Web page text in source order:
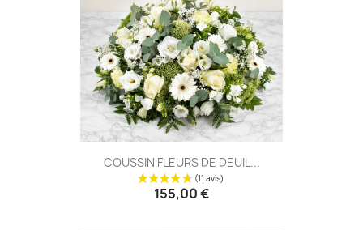
COUSSIN FLEURS DE DEUIL...
155,00 €